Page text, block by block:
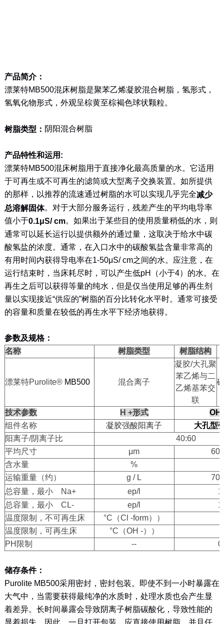
产品简介：
漂莱特MB500混床树脂是聚苯乙烯凝胶混合树脂，氢形式，
氢氧化物形式，外观呈棕黄至棕褐色球状颗粒。
树脂类型： 阴阳混合树脂
产品特性和运用 :
漂莱特MB500混床树脂用于直接净化最高质量的水。它适用
于可再生或不可再生的滤筒或大型离子交换装置。如所提供
的那样，以推荐的流速通过树脂的水可以实现几乎完全减少
总溶解固体。对于大部分服务运行，残差产生的平均电导率
值小于0.1μS/ cm。如果出于某些目的使用质量稍低的水，则
通常可以延长运行以提供额外的通过量，这取决于给水中碳
酸氢盐的浓度。通常，在入口水中的碳酸氢盐含量非常高的
有用时间内获得导电率在1-50μS/ cm之间的水。应注意，在
运行结束时，当床耗尽时，可以产生低pH （小于4）的水。在
再生之后可以获得等量的纯水，但是仅当使用足够的再生剂
量以实现接近“供应的”树脂的百分比转化水平时。通常可接受
的容量和质量在较低的再生水平下经济地获得。
参数及规格：
名称
树脂类型 树脂结构
漂莱特Purolite®MB500 混合离子
凝胶/大孔聚
苯乙烯与二
乙烯基苯交
联
技术参数 H +形式
OH
组件名称
凝胶强酸阳离子
大孔型
阳离子/阴离子比
40:60
平均尺寸
μm
含水量
%
运输重量（约）
g / L
总容量，最小
Na+ ep/l
总容量，最小
CL- ep/l
温度限制，不可再生床
°C （Cl -form））
温度限制，可再生床
°C （OH -））
PH 限制 --
储存条件：
Purolite MB500采用密封，密封包装。即使不到一小时暴露在
大气中，当需要获得最纯净的水质时，处理水质也会产生显
着差异。长时间暴露会导致阴离子树脂碳酸化，导致性能的
显着损失。因此，一旦打开包装，应直接使用树脂，并且任